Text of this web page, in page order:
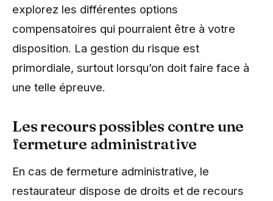
explorez les différentes options
compensatoires qui pourraient être à votre
disposition. La gestion du risque est
primordiale, surtout lorsqu’on doit faire face à
une telle épreuve.
Les recours possibles contre une
fermeture administrative
En cas de fermeture administrative, le
restaurateur dispose de droits et de recours